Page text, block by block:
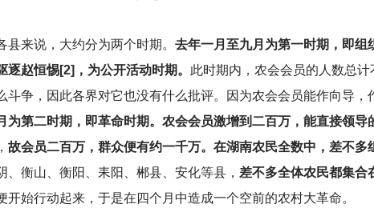
来说，大约分为两个时期。 去年一月至九月为第一时期，即组
赵恒惕[2]，为公开活动时期。 此时期内，农会会员的人数总
斗争，因此各界对它也没有什么批评。因为农会会员能作向导，
为第二时期，即革命时期。农会会员激增到二百万，能直接领导
故会员二百万，群众便有约一千万。在湖南农民全数中，差不多
衡山、衡阳、耒阳、郴县、安化等县， 差不多全体农民都集合
始行动起来，于是在四个月中造成一个空前的农村大革命。